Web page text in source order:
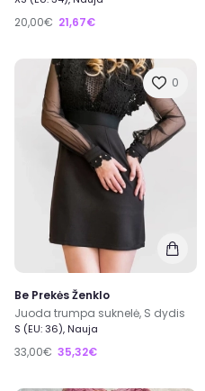
20,00€ 21,67€
0
Be Prekės Ženklo
Juoda trumpa suknelė, S dydis
S (EU: 36), Nauja
33,00€ 35,32€